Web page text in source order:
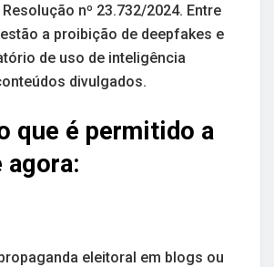
nº 23.732/2024. Entre
a proibição de deepfakes e
de uso de inteligência
divulgados.
que é permitido a
agora:
eleitoral em blogs ou